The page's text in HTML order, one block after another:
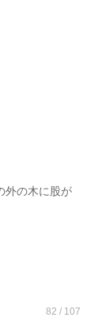
外の木に股が
82 / 107